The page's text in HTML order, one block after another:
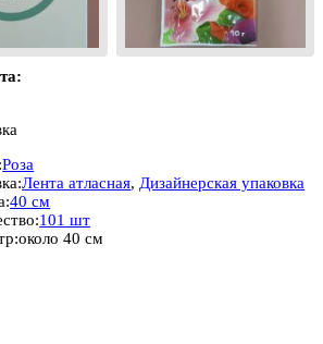
Роза
Лента атласная, Дизайнерская упаковка
40 см
101 шт
около 40 см